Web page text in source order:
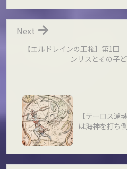
【エルドレインの王権】第1回
ンリスとその子
Next
【テーロス
は海神を打ち